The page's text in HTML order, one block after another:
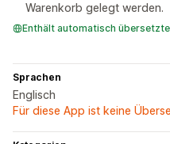
Warenkorb gelegt werden.
Enthält automatisch
Sprachen
Englisch
Für diese App ist keine